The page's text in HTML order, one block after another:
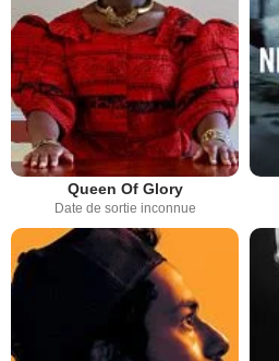
Queen Of Glory
Date de sortie inconnue